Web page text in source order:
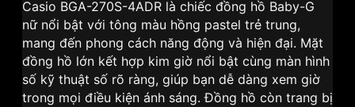
Casio BGA-270S-4ADR là chiếc đồng hồ Baby-G
nữ nổi bật với tông màu hồng pastel trẻ trung,
mang đến phong cách năng động và hiện đại. Mặt
đồng hồ lớn kết hợp kim giờ nổi bật cùng màn hình
số kỹ thuật số rõ ràng, giúp bạn dễ dàng xem giờ
trong mọi điều kiện ánh sáng. Đồng hồ còn trang bị